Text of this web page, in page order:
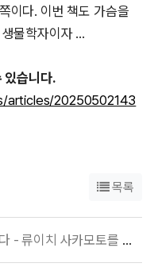
이다. 이번 책도 가슴을
물학자이자 …
있습니다.
articles/20250502143
목록
이치 사카모토를 기리며